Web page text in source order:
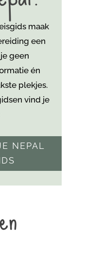
maak
een
geen
én
plekjes.
vind je
NEPAL